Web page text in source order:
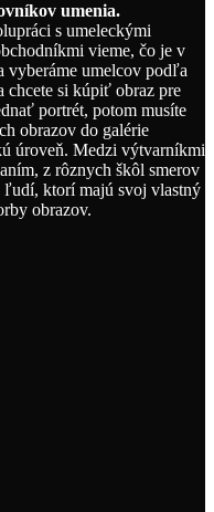
umenia.
s umeleckými
vieme, čo je v
vyberáme umelcov podľa
chcete si kúpiť obraz pre
portrét, potom musíte
obrazov do galérie
úroveň. Medzi výtvarníkmi
z rôznych škôl smerov
ľudí, ktorí majú svoj vlastný
obrazov.